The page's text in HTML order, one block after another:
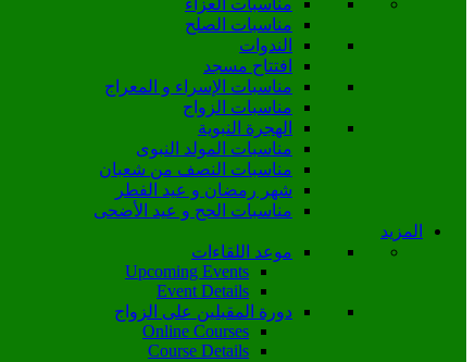
مناسبات العزاء
مناسبات الصلح
الندوات
افتتاح مسجد
مناسبات الإسراء و المعراج
مناسبات الزواج
الهجرة النبوية
مناسبات المولد النبوى
مناسبات النصف من شعبان
شهر رمضان و عيد الفطر
مناسبات الحج و عيد الأضحى
المزيد
موعد اللقاءات
Upcoming Events
Event Details
دورة المقبلين على الزواج
Online Courses
Course Details